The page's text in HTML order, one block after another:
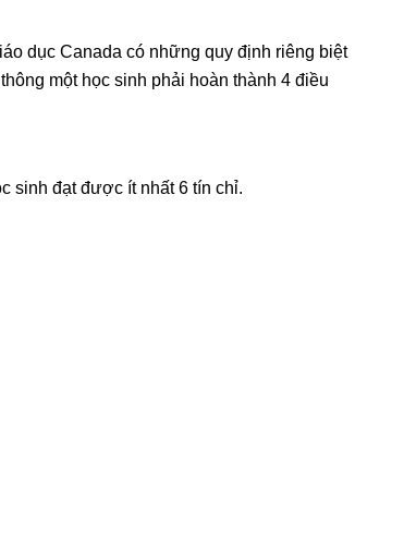
dục Canada có những quy định riêng biệt
một học sinh phải hoàn thành 4 điều
sinh đạt được ít nhất 6 tín chỉ.